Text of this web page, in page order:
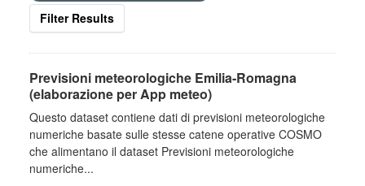
Filter Results
Previsioni meteorologiche Emilia-Romagna
(elaborazione per App meteo)
Questo dataset contiene dati di previsioni meteorologiche
numeriche basate sulle stesse catene operative COSMO
che alimentano il dataset Previsioni meteorologiche
numeriche...